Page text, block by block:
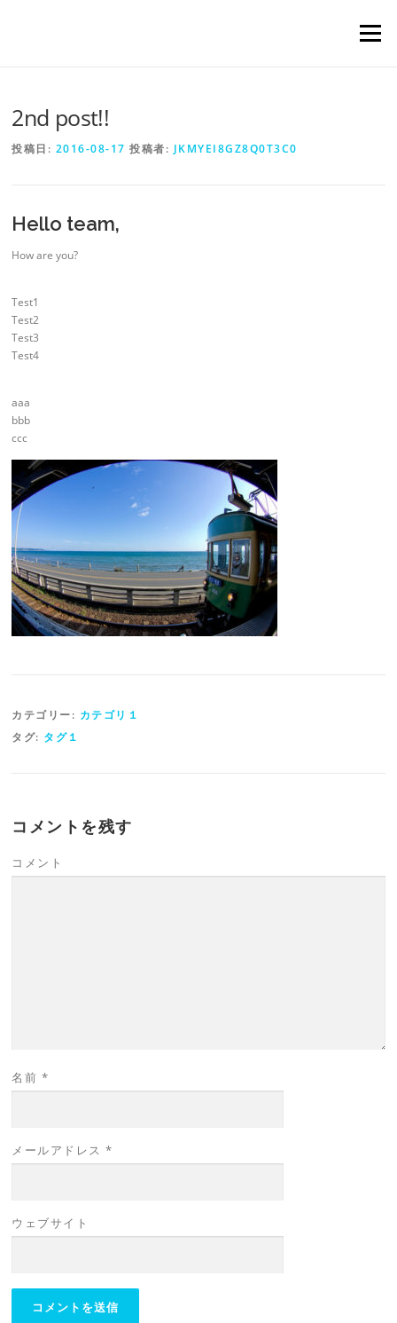
メニュー
2nd post!!
投稿日: 2016-08-17 投稿者: JKMYEI8GZ8Q0T3C0
Hello team,
How are you?
Test1
Test2
Test3
Test4
aaa
bbb
ccc
カテゴリー: カテゴリ１
タグ: タグ１
コメントを残す
コメント
名前 *
メールアドレス*
ウェブサイト